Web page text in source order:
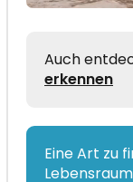
Auch
erkennen
Eine Art zu